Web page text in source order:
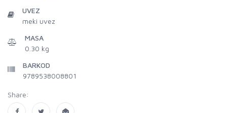
UVEZ
meki uvez
MASA
0.30 kg
BARKOD
9789538008801
Share: